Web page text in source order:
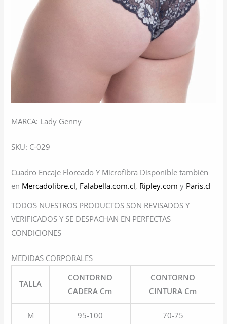
MARCA: Lady Genny
SKU: C-029
Cuadro Encaje Floreado Y Microfibra Disponible también
en Mercadolibre.cl, Falabella.com.cl, Ripley.com y Paris.cl
TODOS NUESTROS PRODUCTOS SON REVISADOS Y
VERIFICADOS Y SE DESPACHAN EN PERFECTAS
CONDICIONES
MEDIDAS CORPORALES
TALLA
CONTORNO
CADERA Cm
CONTORNO
CINTURA Cm
M 95-100 70-75